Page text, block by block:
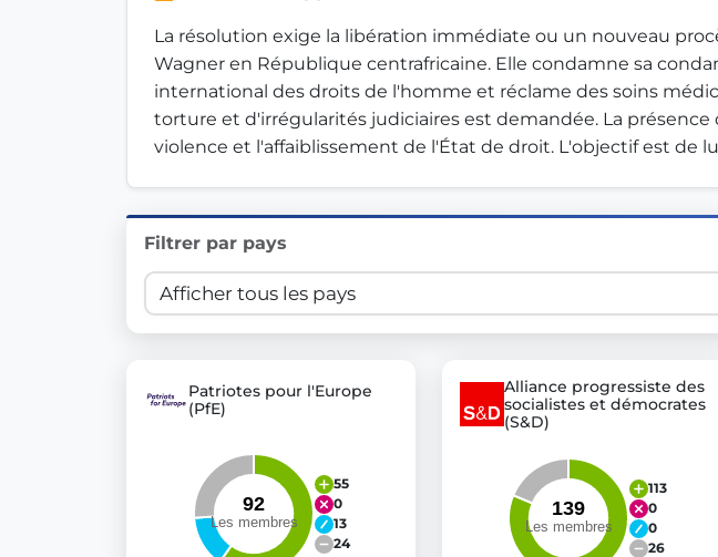
Innovation in Transparency
Check Some Votes (CSV) , one of Germany's most advanced
Get Involved
Become a member:
Support democracy:
La résolution exige la libération immédiate ou un nouveau
Wagner en République centrafricaine. Elle condamne sa
international des droits de l'homme et réclame des soins
torture et d'irrégularités judiciaires est demandée. La
violence et l'affaiblissement de l'État de droit. L'objectif est de
Filtrer par pays
Patriotes pour l'Europe
(PfE)
55
0
13
24
Alliance progressiste des
socialistes et démocrates
(S&D)
113
0
0
26